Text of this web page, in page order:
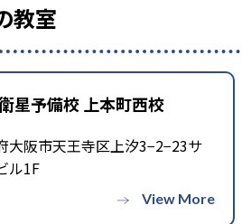
教室
星予備校 上本町西校
大阪市天王寺区上汐3−2−23サ
ル1F